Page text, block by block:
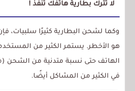
لا تترك بطارية هاتفك تنفذ !
وكما لشحن البطارية كثيرًا سلبيات،
هو الأخطر. يستمر الكثير من
في الكثير من المشاكل أيضًا.